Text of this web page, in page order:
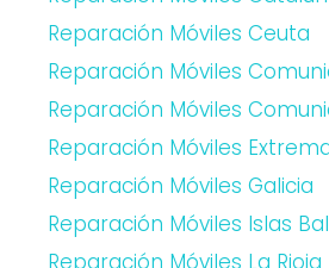
Reparación Móviles Ceuta
Reparación Móviles
Reparación Móviles
Reparación Móviles
Reparación Móviles Galicia
Reparación Móviles Islas
Reparación Móviles La Rioja